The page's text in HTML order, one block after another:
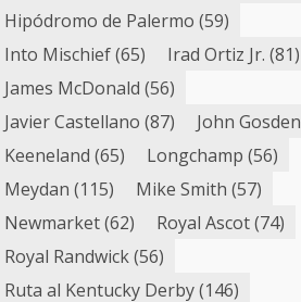
Hipódromo de Palermo (59)
Into Mischief(65) Irad Ortiz Jr. (81)
James McDonald (56)
Javier Castellano (87) John Gosden
Keeneland (65) Longchamp (56)
Meydan (115) Mike Smith (57)
Newmarket(62) Royal Ascot(74)
Royal Randwick(56)
Ruta al Kentucky Derby(146)